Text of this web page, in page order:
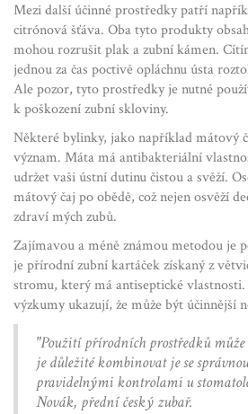
Mezi další účinné prostředky patří
citrónová šťáva. Oba tyto produkty
mohou rozrušit plak a zubní kámen.
jednou za čas poctivě opláchnu ústa
Ale pozor, tyto prostředky je nutné
k poškození zubní skloviny.
Některé bylinky, jako například mátový
význam. Máta má antibakteriální
udržet vaši ústní dutinu čistou a svěží.
mátový čaj po obědě, což nejen osvěží
zdraví mých zubů.
Zajímavou a méně známou metodou je
je přírodní zubní kartáček získaný z
stromu, který má antiseptické
výzkumy ukazují, že může být účinnější
"Použití přírodních prostředků
je důležité kombinovat je se
pravidelnými kontrolami u
Novák, přední český zubař.